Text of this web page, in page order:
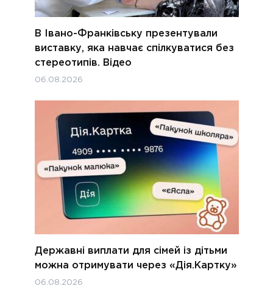
В Івано-Франківську презентували
виставку, яка навчає спілкуватися без
стереотипів. Відео
06.08.2026
Державні виплати для сімей із дітьми
можна отримувати через «Дія.Картку»
06.08.2026